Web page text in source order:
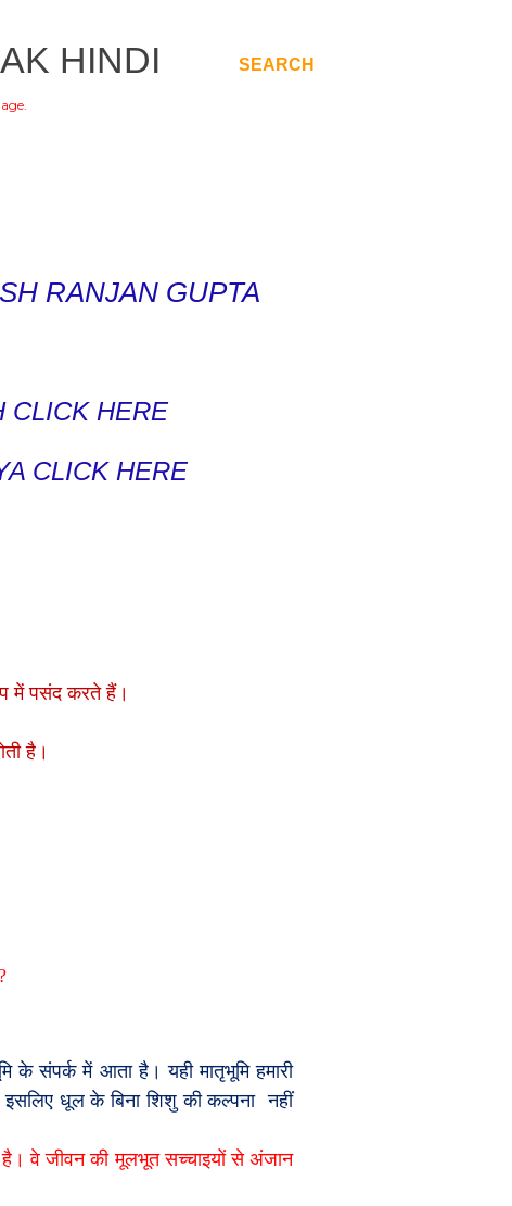
SEARCH
HINDI
RANJAN GUPTA
CLICK HERE
CLICK HERE
में पसंद करते हैं।
है।
?
के संपर्क में आता है। यही मातृभूमि हमारी
धूल के बिना शिशु की कल्पना नहीं
है। वे जीवन की मूलभूत सच्चाइयों से अंजान